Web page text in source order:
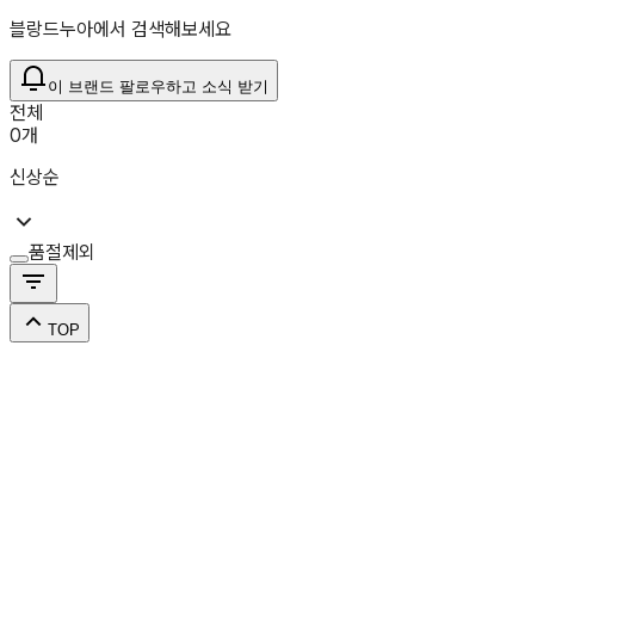
블랑드누아에서 검색해보세요
이 브랜드 팔로우하고 소식 받기
전체
0개
신상순
품절제외
TOP